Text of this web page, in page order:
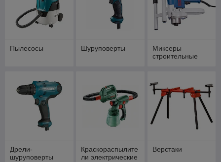
Пылесосы Шуруповерты
Миксеры
строительные
Дрели-
шуруповерты
Краскораспылите
ли электрические
Верстаки